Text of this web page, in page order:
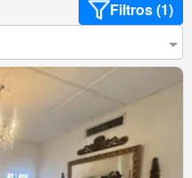
Filtros (1)